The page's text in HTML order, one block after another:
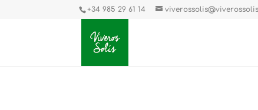
+34 985 29 61 14